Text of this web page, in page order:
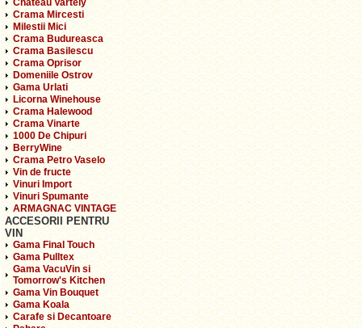
Chateau Vartely
Crama Mircesti
Milestii Mici
Crama Budureasca
Crama Basilescu
Crama Oprisor
Domeniile Ostrov
Gama Urlati
Licorna Winehouse
Crama Halewood
Crama Vinarte
1000 De Chipuri
BerryWine
Crama Petro Vaselo
Vin de fructe
Vinuri Import
Vinuri Spumante
ARMAGNAC VINTAGE
ACCESORII PENTRU
VIN
Gama Final Touch
Gama Pulltex
Gama VacuVin si
Tomorrow's Kitchen
Gama Vin Bouquet
Gama Koala
Carafe si Decantoare